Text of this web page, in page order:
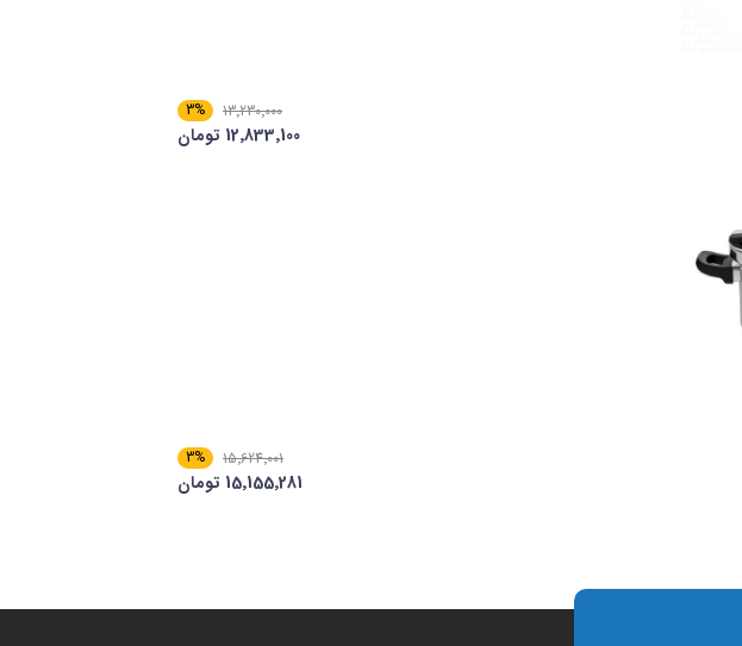
13٬230٬000
3%
12٬833٬100 تومان
15٬624٬001
3%
15٬155٬281 تومان